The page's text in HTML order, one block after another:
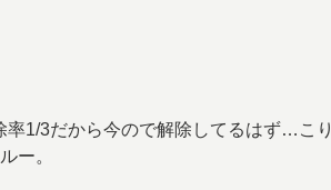
1/3だから今ので解除してるはず…こり
ー。